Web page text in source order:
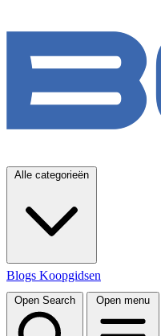
Alle categorieën
Blogs Koopgidsen
Open Search Open menu